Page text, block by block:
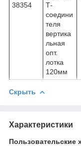
38354
Т-
соедини
теля
вертика
льная
опт.
лотка
120мм
Скрыть
Характеристики
Пользовательские